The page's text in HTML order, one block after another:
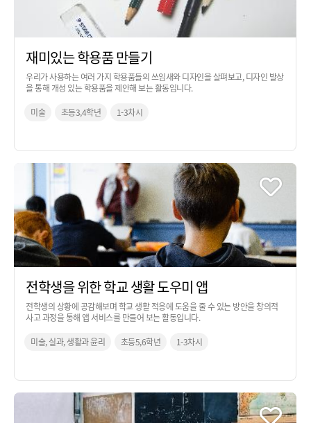
재미있는 학용품 만들기
우리가 사용하는 여러 가지 학용품들의 쓰임새와 디자인을 살펴보고, 디자인 발상
을 통해 개성 있는 학용품을 제안해 보는 활동입니다.
미술 초등3,4학년 1-3차시
전학생을 위한 학교 생활 도우미 앱
전학생의 상황에 공감해보며 학교 생활 적응에 도움을 줄 수 있는 방안을 창의적
사고 과정을 통해 앱 서비스를 만들어 보는 활동입니다.
미술, 실과, 생활과 윤리 초등5,6학년 1-3차시